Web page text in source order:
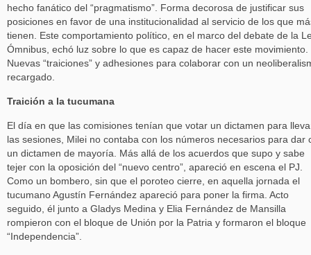
hecho fanático del “pragmatismo”. Forma decorosa de justificar sus
posiciones en favor de una institucionalidad al servicio de los que
tienen. Este comportamiento político, en el marco del debate de la
Ómnibus, echó luz sobre lo que es capaz de hacer este movimiento.
Nuevas “traiciones” y adhesiones para colaborar con un
recargado.
Traición a la tucumana
El día en que las comisiones tenían que votar un dictamen para
las sesiones, Milei no contaba con los números necesarios para dar
un dictamen de mayoría. Más allá de los acuerdos que supo y sabe
tejer con la oposición del “nuevo centro”, apareció en escena el PJ.
Como un bombero, sin que el poroteo cierre, en aquella jornada el
tucumano Agustín Fernández apareció para poner la firma. Acto
seguido, él junto a Gladys Medina y Elia Fernández de Mansilla
rompieron con el bloque de Unión por la Patria y formaron el bloque
“Independencia”.